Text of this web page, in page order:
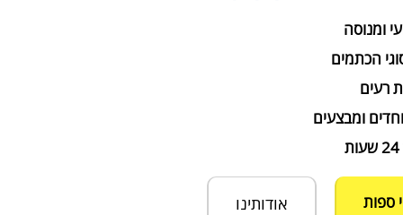
חני אמויאל
ומנוסה
הכתמים
רעים
ומבצעים
ספות אודותינו